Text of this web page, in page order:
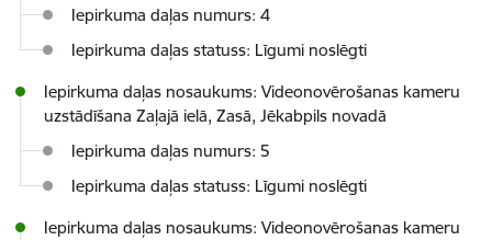
Iepirkuma daļas numurs: 4
Iepirkuma daļas statuss: Līgumi noslēgti
Iepirkuma daļas nosaukums: Videonovērošanas kameru
uzstādīšana Zaļajā ielā, Zasā, Jēkabpils novadā
Iepirkuma daļas numurs: 5
Iepirkuma daļas statuss: Līgumi noslēgti
Iepirkuma daļas nosaukums: Videonovērošanas kameru